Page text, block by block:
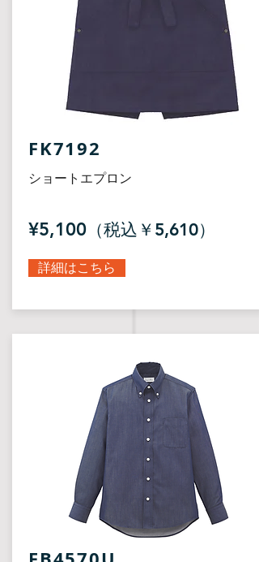
FK7192
ショートエプロン
¥5,100 （税込￥5,610）
詳細はこちら